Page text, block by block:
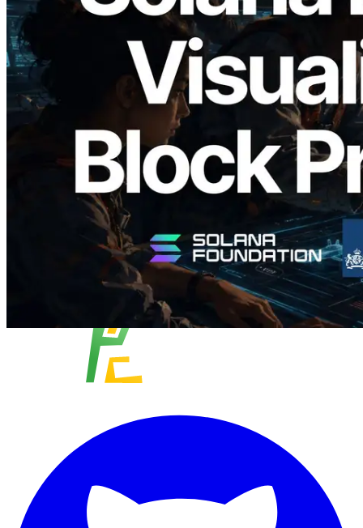
2026.05.24
Validators Solutions Meluncurkan Solana
Block Analyzer — Memvisualisasikan
Waktu Produksi Blok per Slot dan
Validator yang Ditugaskan